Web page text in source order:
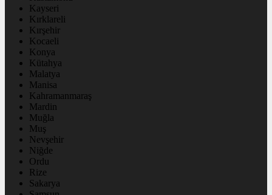
Kayseri
Kırklareli
Kırşehir
Kocaeli
Konya
Kütahya
Malatya
Manisa
Kahramanmaraş
Mardin
Muğla
Muş
Nevşehir
Niğde
Ordu
Rize
Sakarya